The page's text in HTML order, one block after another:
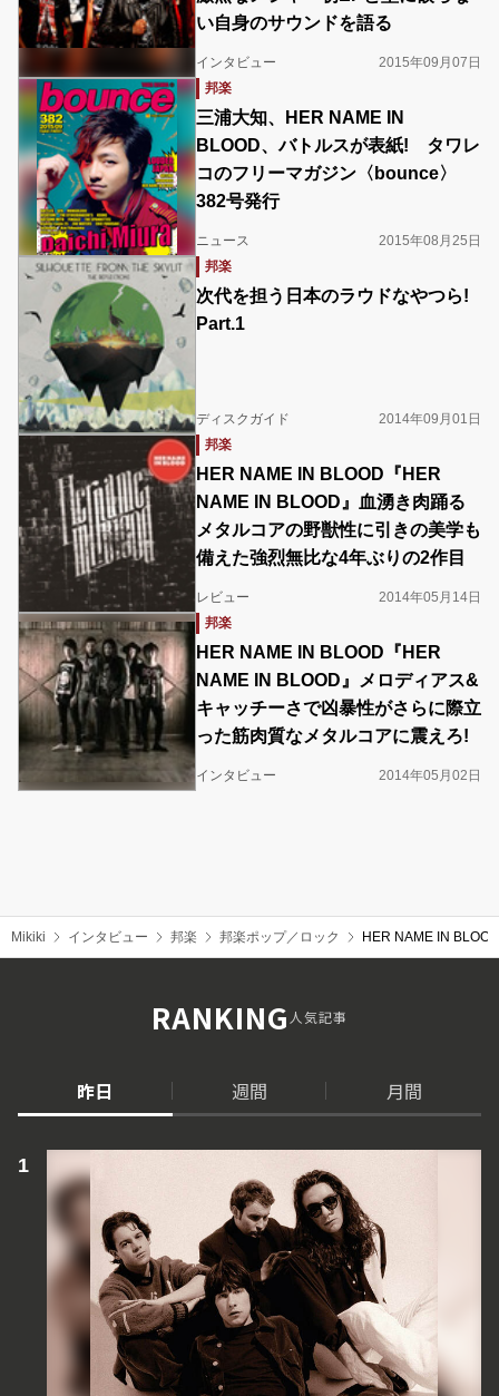
い自身のサウンドを語る
インタビュー
2015年09月07日
邦楽
三浦大知、HER NAME IN
BLOOD、バトルスが表紙! タワレ
コのフリーマガジン〈bounce〉
382号発行
ニュース
2015年08月25日
邦楽
次代を担う日本のラウドなやつら!
Part.1
ディスクガイド
2014年09月01日
邦楽
HER NAME IN BLOOD『HER
NAME IN BLOOD』血湧き肉踊る
メタルコアの野獣性に引きの美学も
備えた強烈無比な4年ぶりの2作目
レビュー
2014年05月14日
邦楽
HER NAME IN BLOOD『HER
NAME IN BLOOD』メロディアス&
キャッチーさで凶暴性がさらに際立
った筋肉質なメタルコアに震えろ!
インタビュー 2014年05月02日
Mikiki インタビュー 邦楽 邦楽ポップ／ロック HER NAME IN
RANKING人気記事
昨日 週間 月間